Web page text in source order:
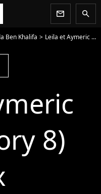
newsletter search
Ben Khalifa Leila et Aymeric (Secret Story 8) amoureux - Photo
8)